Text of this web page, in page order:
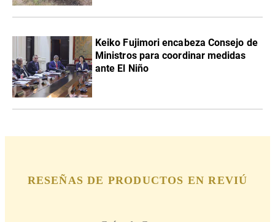
Keiko Fujimori encabeza Consejo de
Ministros para coordinar medidas
ante El Niño